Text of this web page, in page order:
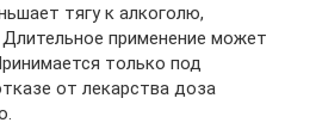
тягу к алкоголю,
применение может
только под
от лекарства доза